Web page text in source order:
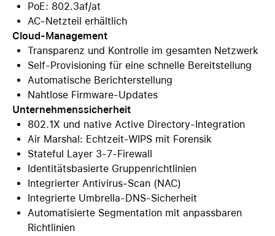
PoE: 802.3af/at
AC-Netzteil erhältlich
Cloud-Management
Transparenz und Kontrolle im gesamten Netzwerk
Self-Provisioning für eine schnelle Bereitstellung
Automatische Berichterstellung
Nahtlose Firmware-Updates
Unternehmenssicherheit
802.1X und native Active Directory-Integration
Air Marshal: Echtzeit-WIPS mit Forensik
Stateful Layer 3-7-Firewall
Identitätsbasierte Gruppenrichtlinien
Integrierter Antivirus-Scan (NAC)
Integrierte Umbrella-DNS-Sicherheit
Automatisierte Segmentation mit anpassbaren
Richtlinien